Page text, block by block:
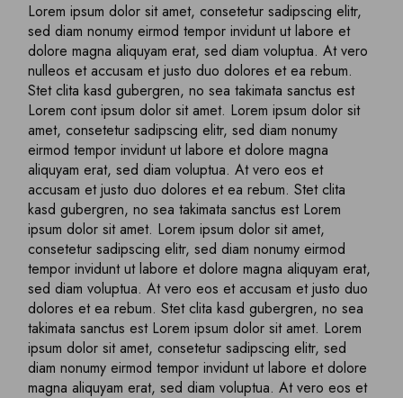
Lorem ipsum dolor sit amet, consetetur sadipscing elitr,
sed diam nonumy eirmod tempor invidunt ut labore et
dolore magna aliquyam erat, sed diam voluptua. At vero
nulleos et accusam et justo duo dolores et ea rebum.
Stet clita kasd gubergren, no sea takimata sanctus est
Lorem cont ipsum dolor sit amet. Lorem ipsum dolor sit
amet, consetetur sadipscing elitr, sed diam nonumy
eirmod tempor invidunt ut labore et dolore magna
aliquyam erat, sed diam voluptua. At vero eos et
accusam et justo duo dolores et ea rebum. Stet clita
kasd gubergren, no sea takimata sanctus est Lorem
ipsum dolor sit amet. Lorem ipsum dolor sit amet,
consetetur sadipscing elitr, sed diam nonumy eirmod
tempor invidunt ut labore et dolore magna aliquyam erat,
sed diam voluptua. At vero eos et accusam et justo duo
dolores et ea rebum. Stet clita kasd gubergren, no sea
takimata sanctus est Lorem ipsum dolor sit amet. Lorem
ipsum dolor sit amet, consetetur sadipscing elitr, sed
diam nonumy eirmod tempor invidunt ut labore et dolore
magna aliquyam erat, sed diam voluptua. At vero eos et